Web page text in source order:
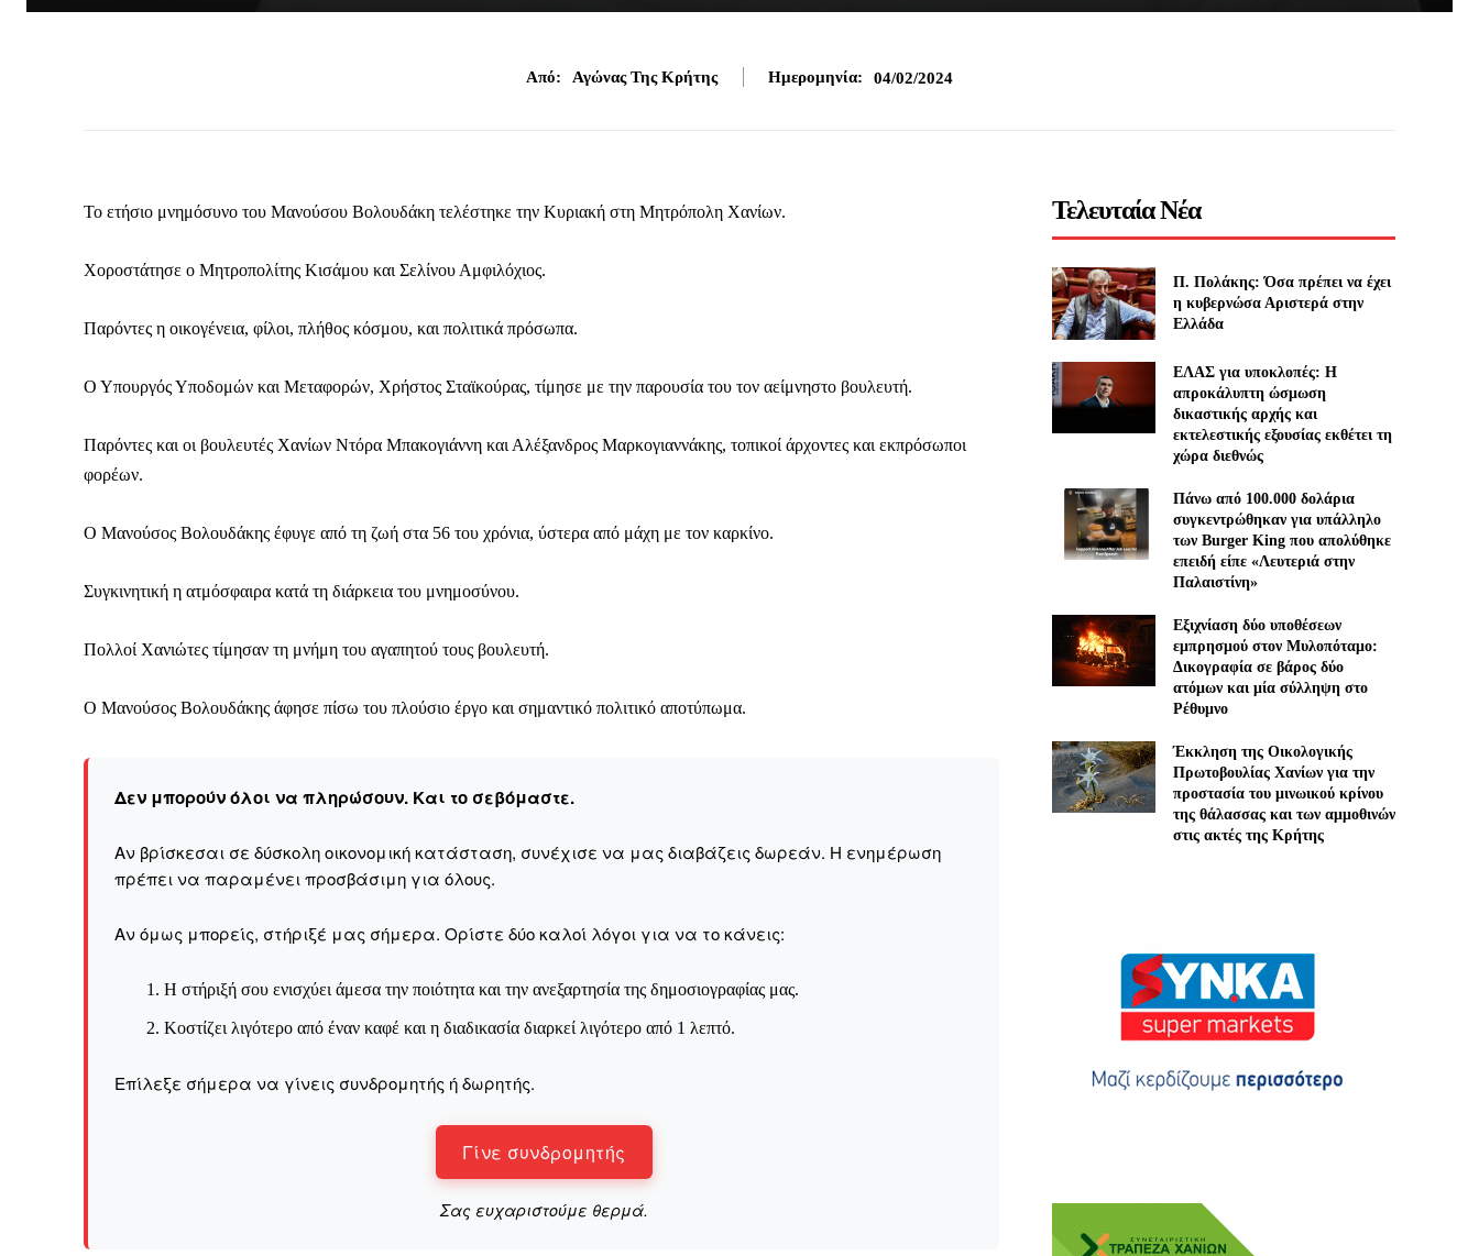
Καθημερινή Μαχητική
Εφημερίδα
Από: Αγώνας Της Κρήτης Ημερομηνία: 04/02/2024
Το ετήσιο μνημόσυνο του Μανούσου Βολουδάκη τελέστηκε την Κυριακή στη Μητρόπολη Χανίων.
Χοροστάτησε ο Μητροπολίτης Κισάμου και Σελίνου Αμφιλόχιος.
Παρόντες η οικογένεια, φίλοι, πλήθος κόσμου, και πολιτικά πρόσωπα.
Ο Υπουργός Υποδομών και Μεταφορών, Χρήστος Σταϊκούρας, τίμησε με την παρουσία του τον αείμνηστο βουλευτή.
Παρόντες και οι βουλευτές Χανίων Ντόρα Μπακογιάννη και Αλέξανδρος Μαρκογιαννάκης, τοπικοί άρχοντες και εκπρόσωποι
φορέων.
Ο Μανούσος Βολουδάκης έφυγε από τη ζωή στα 56 του χρόνια, ύστερα από μάχη με τον καρκίνο.
Συγκινητική η ατμόσφαιρα κατά τη διάρκεια του μνημοσύνου.
Πολλοί Χανιώτες τίμησαν τη μνήμη του αγαπητού τους βουλευτή.
Ο Μανούσος Βολουδάκης άφησε πίσω του πλούσιο έργο και σημαντικό πολιτικό αποτύπωμα.
Δεν μπορούν όλοι να πληρώσουν. Και το σεβόμαστε.
Αν βρίσκεσαι σε δύσκολη οικονομική κατάσταση, συνέχισε να μας διαβάζεις δωρεάν. Η ενημέρωση
πρέπει να παραμένει προσβάσιμη για όλους.
Αν όμως μπορείς, στήριξέ μας σήμερα. Ορίστε δύο καλοί λόγοι για να το κάνεις:
Η στήριξή σου ενισχύει άμεσα την ποιότητα και την ανεξαρτησία της δημοσιογραφίας μας.
Κοστίζει λιγότερο από έναν καφέ και η διαδικασία διαρκεί λιγότερο από 1 λεπτό.
Επίλεξε σήμερα να γίνεις συνδρομητής ή δωρητής.
Γίνε συνδρομητής
Σας ευχαριστούμε θερμά.
Τελευταία Νέα
Π. Πολάκης: Όσα πρέπει να έχει
η κυβερνώσα Αριστερά στην
Ελλάδα
ΕΛΑΣ για υποκλοπές: H
απροκάλυπτη ώσμωση
δικαστικής αρχής και
εκτελεστικής εξουσίας εκθέτει τη
χώρα διεθνώς
Πάνω από 100.000 δολάρια
συγκεντρώθηκαν για υπάλληλο
των Burger King που απολύθηκε
επειδή είπε «Λευτεριά στην
Παλαιστίνη»
Εξιχνίαση δύο υποθέσεων
εμπρησμού στον Μυλοπόταμο:
Δικογραφία σε βάρος δύο
ατόμων και μία σύλληψη στο
Ρέθυμνο
Έκκληση της Οικολογικής
Πρωτοβουλίας Χανίων για την
προστασία του μινωικού κρίνου
της θάλασσας και των αμμοθινών
στις ακτές της Κρήτης